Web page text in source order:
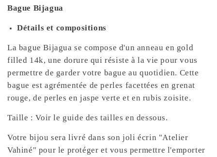
Bague Bijagua
Détails et compositions
La bague Bijagua se compose d'un anneau en gold
filled 14k, une dorure qui résiste à la vie pour vous
permettre de garder votre bague au quotidien. Cette
bague est agrémentée de perles facettées en grenat
rouge, de perles en jaspe verte et en rubis zoisite.
Taille : Voir le guide des tailles en dessous.
Votre bijou sera livré dans son joli écrin "Atelier
Vahiné" pour le protéger et vous permettre l'emporter